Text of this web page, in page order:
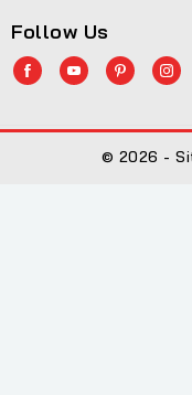
Follow Us
© 2026 -